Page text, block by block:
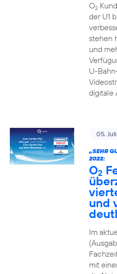
O2
der U1
stehen
und
U-
digitale
05.
„SEHR
2022:
O2
und
Im
mit